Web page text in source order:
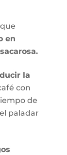
en
la
con
de
paladar